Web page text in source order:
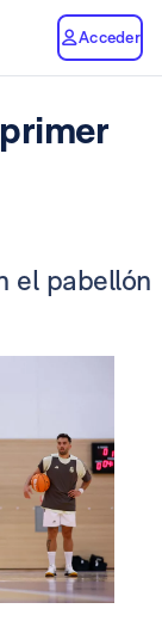
Acceder
el pabellón